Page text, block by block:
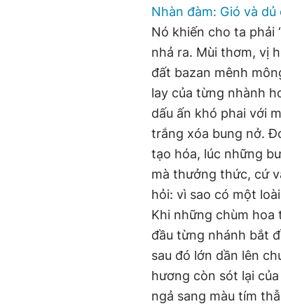
Nhàn đàm: Gió và dủ
Nó khiến cho ta phải
nhả ra. Mùi thơm, vị
đất bazan mênh
lay của từng nhành
dấu ấn khó phai với
trắng xóa bung nở.
tạo hóa, lúc những
mà thưởng thức, cứ
hỏi: vì sao có một
Khi những chùm hoa
đầu từng nhánh bắt
sau đó lớn dần lên
hương còn sót lại
ngả sang màu tím